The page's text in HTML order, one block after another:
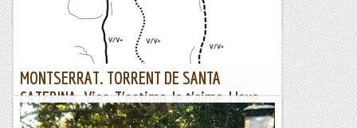
MONTSERRAT. TORRENT DE SANTA
CATERINA. Vies, T'estimo, Je t'aime, I love
you?.